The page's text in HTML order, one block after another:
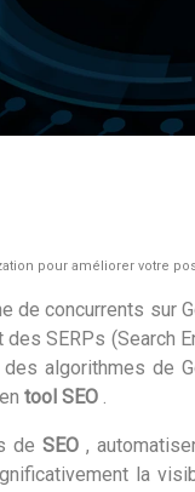
pour améliorer votre
de concurrents sur
SERPs (Search
algorithmes de
tool SEO .
de SEO ,
la